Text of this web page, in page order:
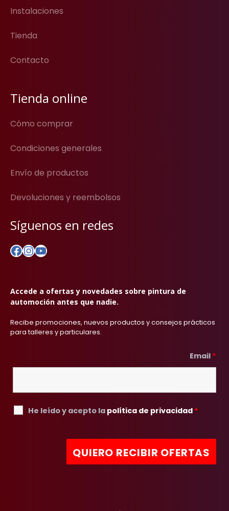
Instalaciones
Tienda
Contacto
Tienda online
Cómo comprar
Condiciones generales
Envío de productos
Devoluciones y reembolsos
Síguenos en redes
Facebook
Instagram
YouTube
Accede a ofertas y novedades sobre pintura de
automoción antes que nadie.
Recibe promociones, nuevos productos y consejos prácticos
para talleres y particulares.
Email *
He leído y acepto la política de privacidad *